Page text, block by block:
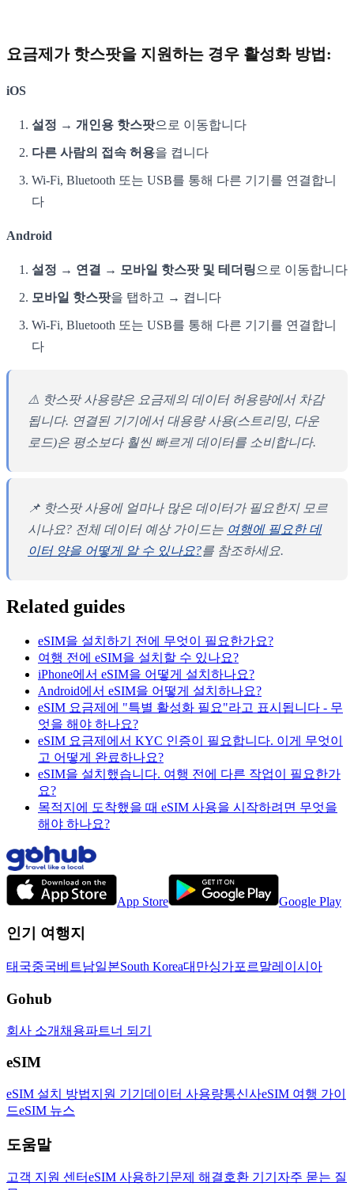
요금제가 핫스팟을 지원하는 경우 활성화 방법:
iOS
설정 → 개인용 핫스팟으로 이동합니다
다른 사람의 접속 허용을 켭니다
Wi-Fi, Bluetooth 또는 USB를 통해 다른 기기를 연결합니
다
Android
설정 → 연결 → 모바일 핫스팟 및 테더링으로 이동합니다
모바일 핫스팟을 탭하고 → 켭니다
Wi-Fi, Bluetooth 또는 USB를 통해 다른 기기를 연결합니
다
⚠️ 핫스팟 사용량은 요금제의 데이터 허용량에서 차감
됩니다. 연결된 기기에서 대용량 사용(스트리밍, 다운
로드)은 평소보다 훨씬 빠르게 데이터를 소비합니다.
📌 핫스팟 사용에 얼마나 많은 데이터가 필요한지 모르
시나요? 전체 데이터 예상 가이드는 여행에 필요한 데
이터 양을 어떻게 알 수 있나요?를 참조하세요.
Related guides
eSIM을 설치하기 전에 무엇이 필요한가요?
여행 전에 eSIM을 설치할 수 있나요?
iPhone에서 eSIM을 어떻게 설치하나요?
Android에서 eSIM을 어떻게 설치하나요?
eSIM 요금제에 "특별 활성화 필요"라고 표시됩니다 - 무
엇을 해야 하나요?
eSIM 요금제에서 KYC 인증이 필요합니다. 이게 무엇이
고 어떻게 완료하나요?
eSIM을 설치했습니다. 여행 전에 다른 작업이 필요한가
요?
목적지에 도착했을 때 eSIM 사용을 시작하려면 무엇을
해야 하나요?
App Store Google Play
인기 여행지
태국중국베트남일본South Korea대만싱가포르말레이시아
Gohub
회사 소개 채용파트너 되기
eSIM
eSIM 설치 방법지원 기기 데이터 사용량통신사eSIM 여행 가이
드eSIM 뉴스
도움말
고객 지원 센터eSIM 사용하기 문제 해결호환 기기 자주 묻는 질